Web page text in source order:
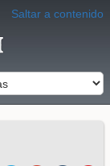
Saltar a contenido